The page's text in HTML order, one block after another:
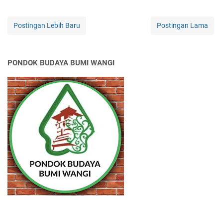
Postingan Lebih Baru Postingan Lama
PONDOK BUDAYA BUMI WANGI